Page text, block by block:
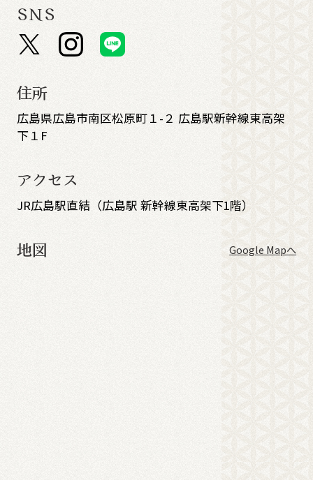
SNS
住所
広島県広島市南区松原町１-２ 広島駅新幹線東高架
下１F
アクセス
JR広島駅直結（広島駅 新幹線東高架下1階）
地図 Google Mapへ